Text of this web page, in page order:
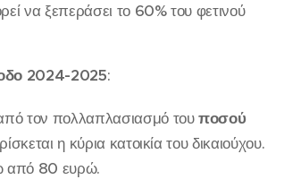
να ξεπεράσει το 60% του φετινού
2024-2025:
τον πολλαπλασιασμό τουποσού
η κύρια κατοικία του δικαιούχου.
από 80 ευρώ.